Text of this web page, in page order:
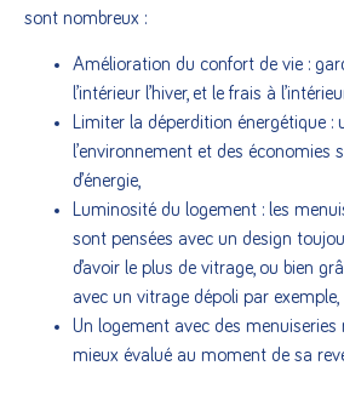
sont nombreux :
Amélioration du confort de vie :
l’intérieur l’hiver, et le frais à
Limiter la déperdition énergétique :
l’environnement et des économies
d’énergie,
Luminosité du logement : les
sont pensées avec un design
d’avoir le plus de vitrage, ou bien
avec un vitrage dépoli par exemple,
Un logement avec des menuiseries
mieux évalué au moment de sa